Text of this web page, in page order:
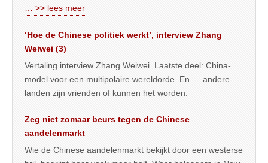
… >> lees meer
‘Hoe de Chinese politiek werkt’, interview Zhang
Weiwei (3)
Vertaling interview Zhang Weiwei. Laatste deel: China-
model voor een multipolaire wereldorde. En … andere
landen zijn vrienden of kunnen het worden.
Zeg niet zomaar beurs tegen de Chinese
aandelenmarkt
Wie de Chinese aandelenmarkt bekijkt door een westerse